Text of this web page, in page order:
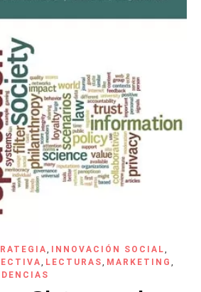
, INNOVACIÓN SOCIAL,
, LECTURAS, MARKETING ,